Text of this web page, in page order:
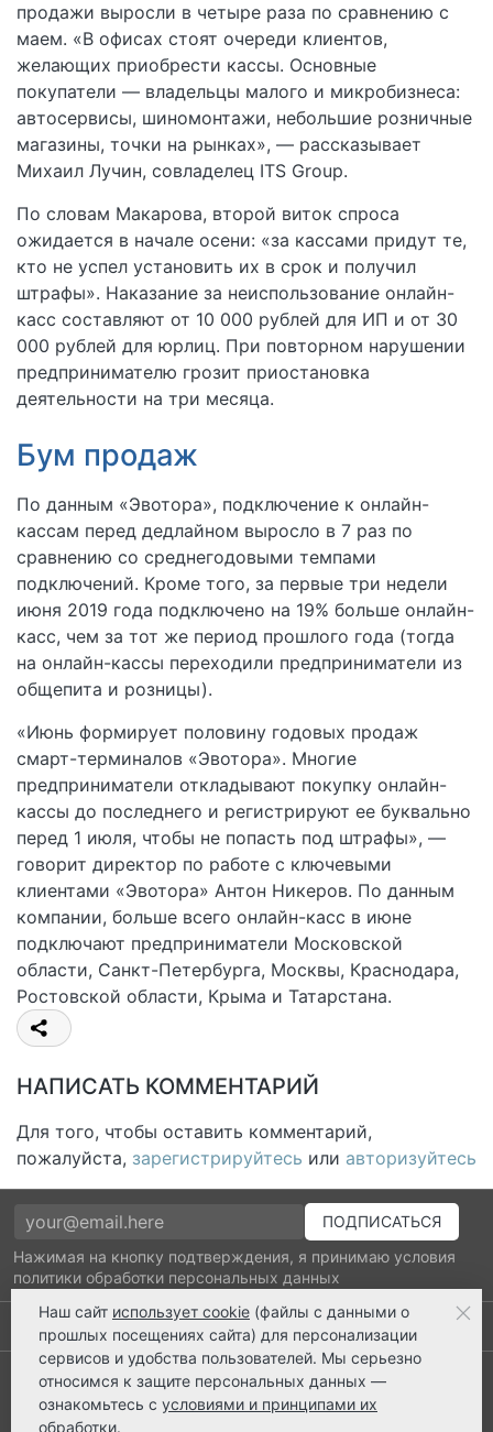
продажи выросли в четыре раза по сравнению с
маем. «В офисах стоят очереди клиентов,
желающих приобрести кассы. Основные
покупатели — владельцы малого и микробизнеса:
автосервисы, шиномонтажи, небольшие розничные
магазины, точки на рынках», — рассказывает
Михаил Лучин, совладелец ITS Group.
По словам Макарова, второй виток спроса
ожидается в начале осени: «за кассами придут те,
кто не успел установить их в срок и получил
штрафы». Наказание за неиспользование онлайн-
касс составляют от 10 000 рублей для ИП и от 30
000 рублей для юрлиц. При повторном нарушении
предпринимателю грозит приостановка
деятельности на три месяца.
Бум продаж
По данным «Эвотора», подключение к онлайн-
кассам перед дедлайном выросло в 7 раз по
сравнению со среднегодовыми темпами
подключений. Кроме того, за первые три недели
июня 2019 года подключено на 19% больше онлайн-
касс, чем за тот же период прошлого года (тогда
на онлайн-кассы переходили предприниматели из
общепита и розницы).
«Июнь формирует половину годовых продаж
смарт-терминалов «Эвотора». Многие
предприниматели откладывают покупку онлайн-
кассы до последнего и регистрируют ее буквально
перед 1 июля, чтобы не попасть под штрафы», —
говорит директор по работе с ключевыми
клиентами «Эвотора» Антон Никеров. По данным
компании, больше всего онлайн-касс в июне
подключают предприниматели Московской
области, Санкт-Петербурга, Москвы, Краснодара,
Ростовской области, Крыма и Татарстана.
НАПИСАТЬ КОММЕНТАРИЙ
Для того, чтобы оставить комментарий,
пожалуйста, зарегистрируйтесь или авторизуйтесь
Нажимая на кнопку подтверждения, я принимаю условия
политики обработки персональных данных
Выполнено заказов: 52530
8 800 2018-054
ts@ts21.ru
Наш сайт использует cookie (файлы с данными о
прошлых посещениях сайта) для персонализации
сервисов и удобства пользователей. Мы серьезно
относимся к защите персональных данных —
ознакомьтесь с условиями и принципами их
обработки.